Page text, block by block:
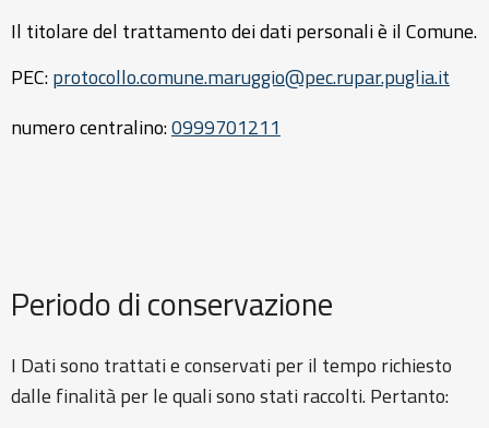
Il titolare del trattamento dei dati personali è il Comune.
PEC:protocollo.comune.maruggio@pec.rupar.puglia.it
numero centralino:0999701211
Periodo di conservazione
I Dati sono trattati e conservati per il tempo richiesto
dalle finalità per le quali sono stati raccolti. Pertanto: